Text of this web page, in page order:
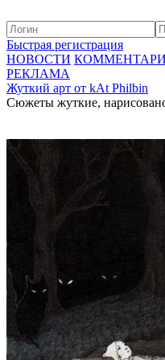
Быстрая регистрация
НОВОСТИ
РЕКЛАМА
Жуткий арт от kAt Philbin
Сюжеты жуткие,